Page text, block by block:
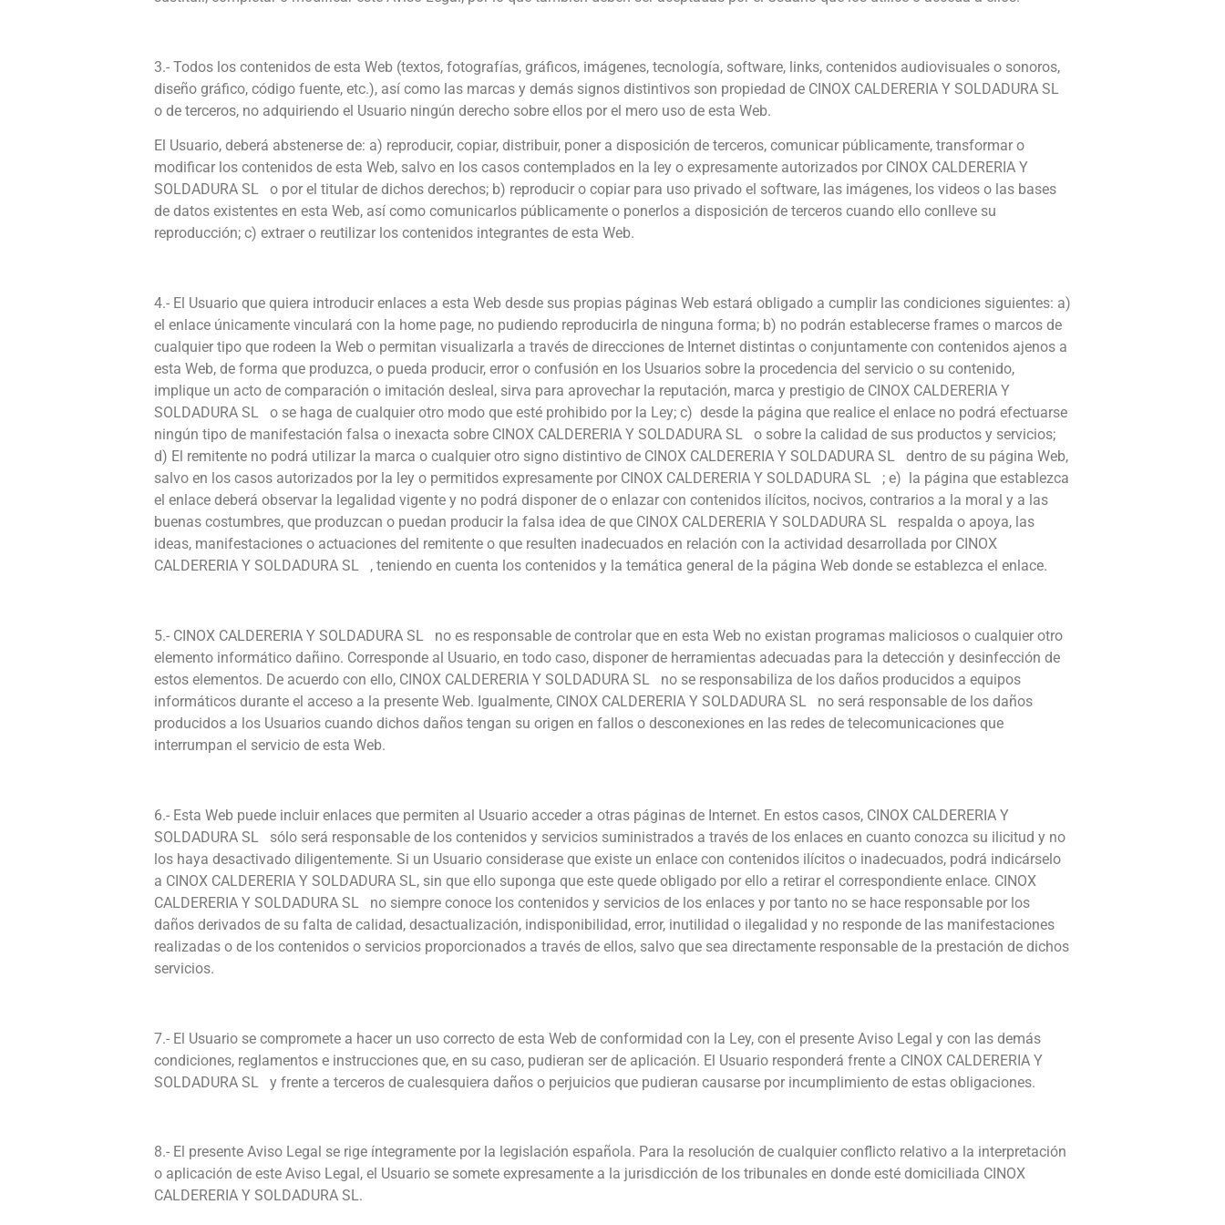
3.- Todos los contenidos de esta Web (textos, fotografías, gráficos, imágenes, tecnología, software, links, contenidos audiovisuales o sonoros,
diseño gráfico, código fuente, etc.), así como las marcas y demás signos distintivos son propiedad de CINOX CALDERERIA Y SOLDADURA SL
o de terceros, no adquiriendo el Usuario ningún derecho sobre ellos por el mero uso de esta Web.
El Usuario, deberá abstenerse de: a) reproducir, copiar, distribuir, poner a disposición de terceros, comunicar públicamente, transformar o
modificar los contenidos de esta Web, salvo en los casos contemplados en la ley o expresamente autorizados por CINOX CALDERERIA Y
SOLDADURA SL o por el titular de dichos derechos; b) reproducir o copiar para uso privado el software, las imágenes, los videos o las bases
de datos existentes en esta Web, así como comunicarlos públicamente o ponerlos a disposición de terceros cuando ello conlleve su
reproducción; c) extraer o reutilizar los contenidos integrantes de esta Web.
4.- El Usuario que quiera introducir enlaces a esta Web desde sus propias páginas Web estará obligado a cumplir las condiciones siguientes: a)
el enlace únicamente vinculará con la home page, no pudiendo reproducirla de ninguna forma; b) no podrán establecerse frames o marcos de
cualquier tipo que rodeen la Web o permitan visualizarla a través de direcciones de Internet distintas o conjuntamente con contenidos ajenos a
esta Web, de forma que produzca, o pueda producir, error o confusión en los Usuarios sobre la procedencia del servicio o su contenido,
implique un acto de comparación o imitación desleal, sirva para aprovechar la reputación, marca y prestigio de CINOX CALDERERIA Y
SOLDADURA SL o se haga de cualquier otro modo que esté prohibido por la Ley; c) desde la página que realice el enlace no podrá efectuarse
ningún tipo de manifestación falsa o inexacta sobre CINOX CALDERERIA Y SOLDADURA SL o sobre la calidad de sus productos y servicios;
d) El remitente no podrá utilizar la marca o cualquier otro signo distintivo de CINOX CALDERERIA Y SOLDADURA SL dentro de su página Web,
salvo en los casos autorizados por la ley o permitidos expresamente por CINOX CALDERERIA Y SOLDADURA SL ; e) la página que establezca
el enlace deberá observar la legalidad vigente y no podrá disponer de o enlazar con contenidos ilícitos, nocivos, contrarios a la moral y a las
buenas costumbres, que produzcan o puedan producir la falsa idea de que CINOX CALDERERIA Y SOLDADURA SL respalda o apoya, las
ideas, manifestaciones o actuaciones del remitente o que resulten inadecuados en relación con la actividad desarrollada por CINOX
CALDERERIA Y SOLDADURA SL , teniendo en cuenta los contenidos y la temática general de la página Web donde se establezca el enlace.
5.- CINOX CALDERERIA Y SOLDADURA SL no es responsable de controlar que en esta Web no existan programas maliciosos o cualquier otro
elemento informático dañino. Corresponde al Usuario, en todo caso, disponer de herramientas adecuadas para la detección y desinfección de
estos elementos. De acuerdo con ello, CINOX CALDERERIA Y SOLDADURA SL no se responsabiliza de los daños producidos a equipos
informáticos durante el acceso a la presente Web. Igualmente, CINOX CALDERERIA Y SOLDADURA SL no será responsable de los daños
producidos a los Usuarios cuando dichos daños tengan su origen en fallos o desconexiones en las redes de telecomunicaciones que
interrumpan el servicio de esta Web.
6.- Esta Web puede incluir enlaces que permiten al Usuario acceder a otras páginas de Internet. En estos casos, CINOX CALDERERIA Y
SOLDADURA SL sólo será responsable de los contenidos y servicios suministrados a través de los enlaces en cuanto conozca su ilicitud y no
los haya desactivado diligentemente. Si un Usuario considerase que existe un enlace con contenidos ilícitos o inadecuados, podrá indicárselo
a CINOX CALDERERIA Y SOLDADURA SL, sin que ello suponga que este quede obligado por ello a retirar el correspondiente enlace. CINOX
CALDERERIA Y SOLDADURA SL no siempre conoce los contenidos y servicios de los enlaces y por tanto no se hace responsable por los
daños derivados de su falta de calidad, desactualización, indisponibilidad, error, inutilidad o ilegalidad y no responde de las manifestaciones
realizadas o de los contenidos o servicios proporcionados a través de ellos, salvo que sea directamente responsable de la prestación de dichos
servicios.
7.- El Usuario se compromete a hacer un uso correcto de esta Web de conformidad con la Ley, con el presente Aviso Legal y con las demás
condiciones, reglamentos e instrucciones que, en su caso, pudieran ser de aplicación. El Usuario responderá frente a CINOX CALDERERIA Y
SOLDADURA SL y frente a terceros de cualesquiera daños o perjuicios que pudieran causarse por incumplimiento de estas obligaciones.
8.- El presente Aviso Legal se rige íntegramente por la legislación española. Para la resolución de cualquier conflicto relativo a la interpretación
o aplicación de este Aviso Legal, el Usuario se somete expresamente a la jurisdicción de los tribunales en donde esté domiciliada CINOX
CALDERERIA Y SOLDADURA SL.